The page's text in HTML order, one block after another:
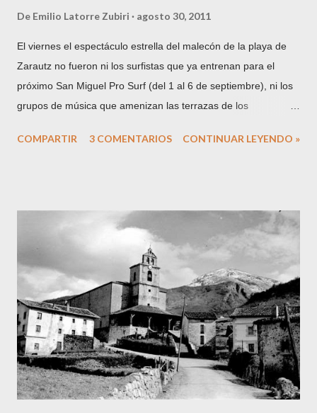
De Emilio Latorre Zubiri agosto 30, 2011
El viernes el espectáculo estrella del malecón de la playa de
Zarautz no fueron ni los surfistas que ya entrenan para el
próximo San Miguel Pro Surf (del 1 al 6 de septiembre), ni los
grupos de música que amenizan las terrazas de los
agosto. En esta ocasión, la gran atracción la constituyó el
con el cetáceo que vino a morir junto a la arena. Según
cuentan las crónicas (no soy ningún especialista ni mucho
menos en biología marina), se trataba de un ejemplar joven de
cachalote. El nombre genérico ballena engloba a los cetáceos
de gran tamaño y se subdivide en Odontocetos (ballenas con
dientes) y Misticetos (ballenas con barbas) Dentro del primer
grupo se encuentra el cachalote ( Physeter catodon ). En
cuanto al ejemplar que nos ocupa, medía unos...
COMPARTIR 3 COMENTARIOS CONTINUAR LEYENDO »